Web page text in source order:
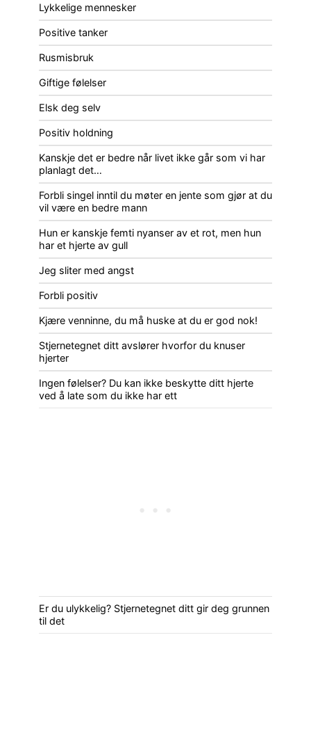
Lykkelige mennesker
Positive tanker
Rusmisbruk
Giftige følelser
Elsk deg selv
Positiv holdning
Kanskje det er bedre når livet ikke går som vi har
planlagt det…
Forbli singel inntil du møter en jente som gjør at du
vil være en bedre mann
Hun er kanskje femti nyanser av et rot, men hun
har et hjerte av gull
Jeg sliter med angst
Forbli positiv
Kjære venninne, du må huske at du er god nok!
Stjernetegnet ditt avslører hvorfor du knuser
hjerter
Ingen følelser? Du kan ikke beskytte ditt hjerte
ved å late som du ikke har ett
Er du ulykkelig? Stjernetegnet ditt gir deg grunnen
til det